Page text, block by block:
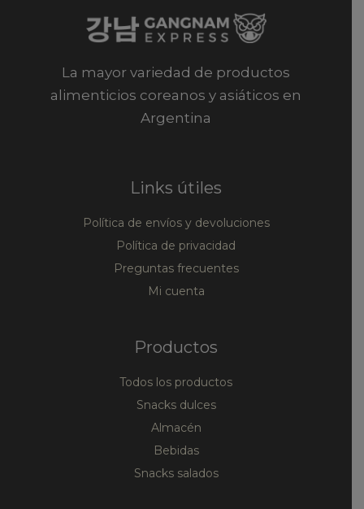
La mayor variedad de productos
alimenticios coreanos y asiáticos en
Argentina
Links útiles
Política de envíos y devoluciones
Política de privacidad
Preguntas frecuentes
Mi cuenta
Productos
Todos los productos
Snacks dulces
Almacén
Bebidas
Snacks salados